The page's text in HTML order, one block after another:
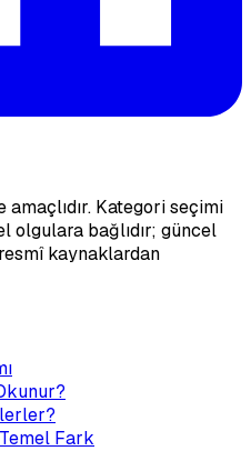
Kategori seçimi
olgulara bağlıdır; güncel
kaynaklardan
Fark